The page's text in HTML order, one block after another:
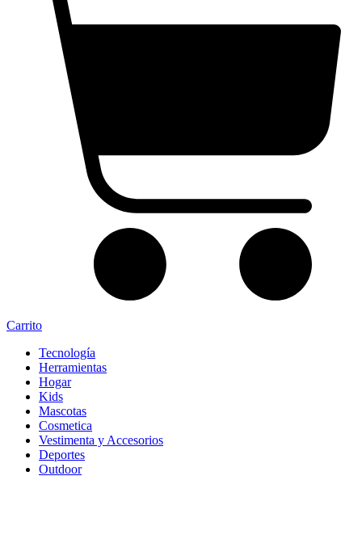
Carrito
Tecnología
Herramientas
Hogar
Kids
Mascotas
Cosmetica
Vestimenta y Accesorios
Deportes
Outdoor